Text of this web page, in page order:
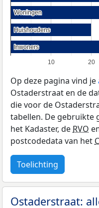
10 20
Woningen
Woningen
Huishoudens
Huishoudens
Inwoners
Inwoners
Op deze pagina vind je
Ostaderstraat en de
die voor de
tabellen. De gebruikte
het Kadaster, deRVO
postcodedata van het
Toelichting
Ostaderstraat: